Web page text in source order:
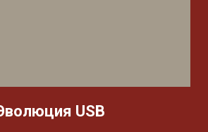
USB